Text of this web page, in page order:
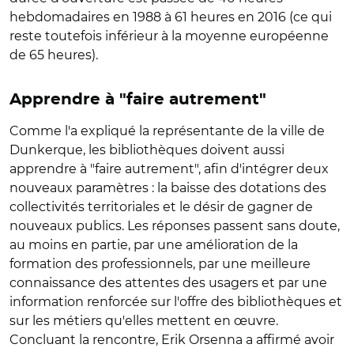
hebdomadaires en 1988 à 61 heures en 2016 (ce qui
reste toutefois inférieur à la moyenne européenne
de 65 heures).
Apprendre à "faire autrement"
Comme l'a expliqué la représentante de la ville de
Dunkerque, les bibliothèques doivent aussi
apprendre à "faire autrement", afin d'intégrer deux
nouveaux paramètres : la baisse des dotations des
collectivités territoriales et le désir de gagner de
nouveaux publics. Les réponses passent sans doute,
au moins en partie, par une amélioration de la
formation des professionnels, par une meilleure
connaissance des attentes des usagers et par une
information renforcée sur l'offre des bibliothèques et
sur les métiers qu'elles mettent en œuvre.
Concluant la rencontre, Erik Orsenna a affirmé avoir